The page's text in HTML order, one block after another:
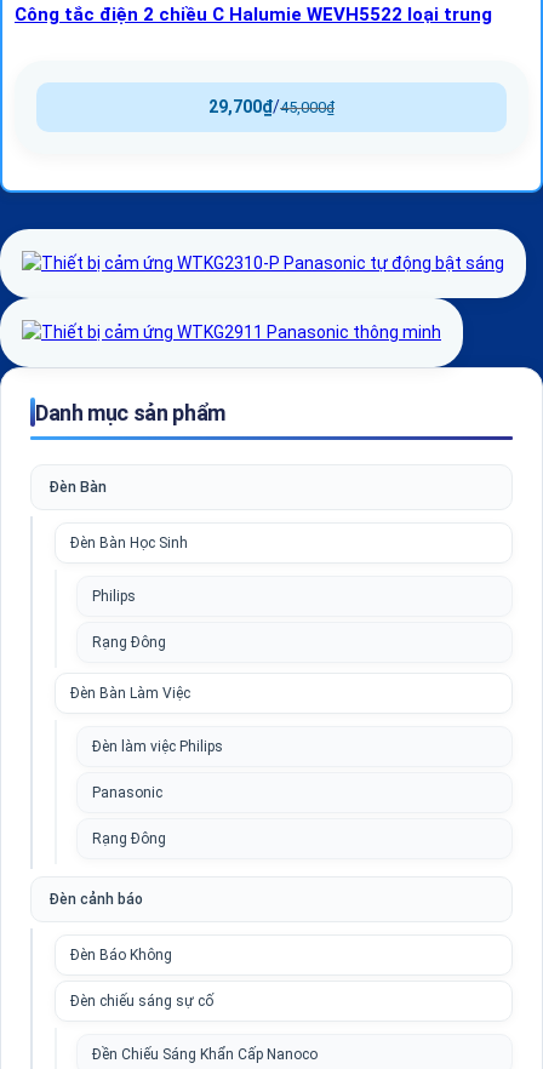
Công tắc điện 2 chiều C Halumie WEVH5522 loại trung
45,000₫
/
29,700₫
Danh mục sản phẩm
Đèn Bàn
Đèn Bàn Học Sinh
Philips
Rạng Đông
Đèn Bàn Làm Việc
Đèn làm việc Philips
Panasonic
Rạng Đông
Đèn cảnh báo
Đèn Báo Không
Đèn chiếu sáng sự cố
Đền Chiếu Sáng Khẩn Cấp Nanoco